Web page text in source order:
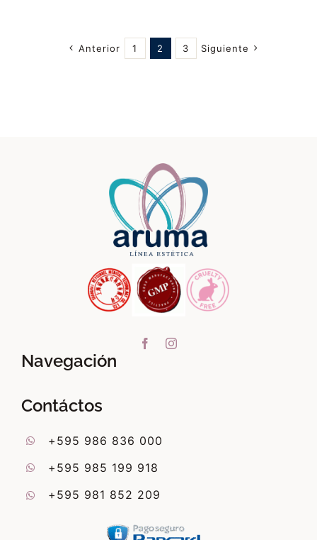
Anterior 1 2 3 Siguiente
Navegación
Contáctos
+595 986 836 000
+595 985 199 918
+595 981 852 209